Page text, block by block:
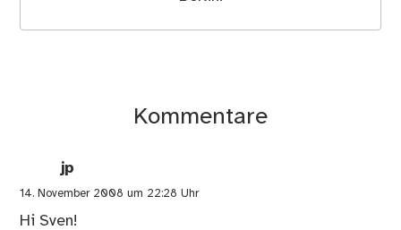
Kommentare
jp
14. November 2008 um 22:28 Uhr
Hi Sven!